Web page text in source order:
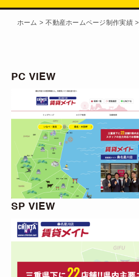
ホーム >不動産ホームページ制作実績>
PC VIEW
SP VIEW